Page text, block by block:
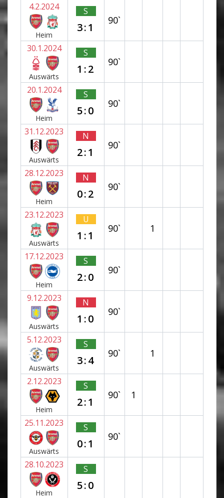
4.2.2024
Heim
S
3:1
90`
30.1.2024
Auswärts
S
1:2
90`
20.1.2024
Heim
S
5:0
90`
31.12.2023
Auswärts
N
2:1
90`
28.12.2023
Heim
N
0:2
90`
23.12.2023
Auswärts
U
1:1
90` 1
17.12.2023
Heim
S
2:0
90`
9.12.2023
Auswärts
N
1:0
90`
5.12.2023
Auswärts
S
3:4
90` 1
2.12.2023
Heim
S
2:1
90` 1
25.11.2023
Auswärts
S
0:1
90`
28.10.2023
Heim
S
5:0